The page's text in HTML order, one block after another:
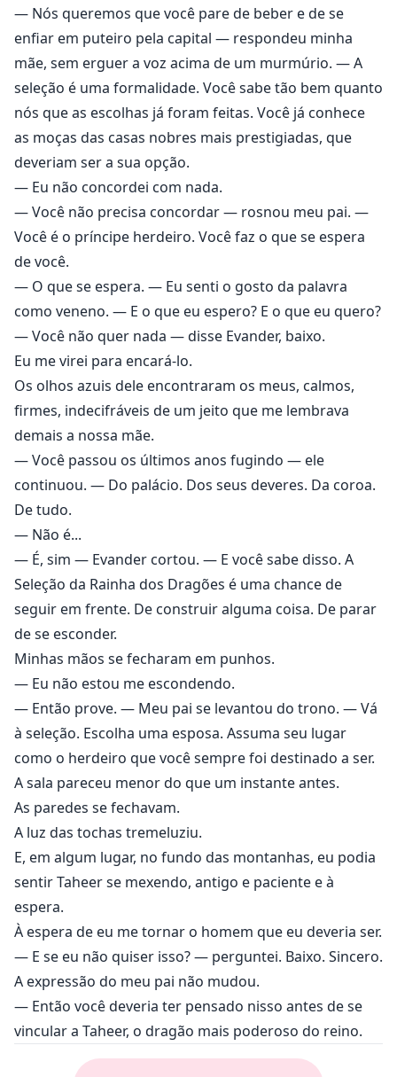
— Nós queremos que você pare de beber e de se
enfiar em puteiro pela capital — respondeu minha
mãe, sem erguer a voz acima de um murmúrio. — A
seleção é uma formalidade. Você sabe tão bem quanto
nós que as escolhas já foram feitas. Você já conhece
as moças das casas nobres mais prestigiadas, que
deveriam ser a sua opção.
— Eu não concordei com nada.
— Você não precisa concordar — rosnou meu pai. —
Você é o príncipe herdeiro. Você faz o que se espera
de você.
— O que se espera. — Eu senti o gosto da palavra
como veneno. — E o que eu espero? E o que eu quero?
— Você não quer nada — disse Evander, baixo.
Eu me virei para encará-lo.
Os olhos azuis dele encontraram os meus, calmos,
firmes, indecifráveis de um jeito que me lembrava
demais a nossa mãe.
— Você passou os últimos anos fugindo — ele
continuou. — Do palácio. Dos seus deveres. Da coroa.
De tudo.
— Não é...
— É, sim — Evander cortou. — E você sabe disso. A
Seleção da Rainha dos Dragões é uma chance de
seguir em frente. De construir alguma coisa. De parar
de se esconder.
Minhas mãos se fecharam em punhos.
— Eu não estou me escondendo.
— Então prove. — Meu pai se levantou do trono. — Vá
à seleção. Escolha uma esposa. Assuma seu lugar
como o herdeiro que você sempre foi destinado a ser.
A sala pareceu menor do que um instante antes.
As paredes se fechavam.
A luz das tochas tremeluziu.
E, em algum lugar, no fundo das montanhas, eu podia
sentir Taheer se mexendo, antigo e paciente e à
espera.
À espera de eu me tornar o homem que eu deveria ser.
— E se eu não quiser isso? — perguntei. Baixo. Sincero.
A expressão do meu pai não mudou.
— Então você deveria ter pensado nisso antes de se
vincular a Taheer, o dragão mais poderoso do reino.